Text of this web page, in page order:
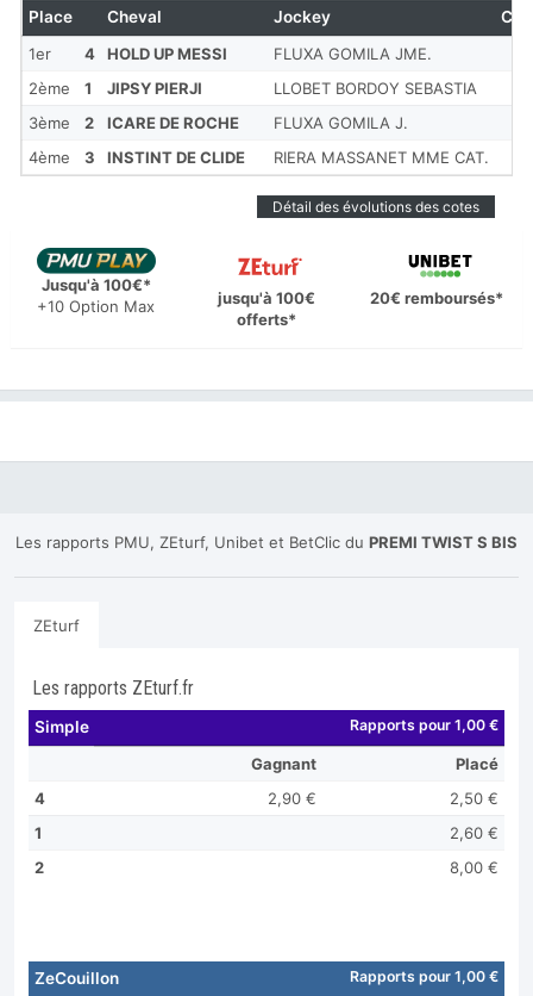
1er 4 HOLD UP MESSI
FLUXA GOMILA JME.
2ème
1 JIPSY PIERJI
LLOBET BORDOY SEBASTIA
3ème
2 ICARE DE ROCHE
FLUXA GOMILA J.
4ème
3 INSTINT DE CLIDE RIERA MASSANET MME CAT.
Place Cheval Jockey
Détail des évolutions des cotes
Jusqu'à 100€*
+10 Option Max
jusqu'à 100€
offerts*
20€ remboursés*
Les rapports PMU, ZEturf, Unibet et BetClic du PREMI TWIST S BIS
ZEturf
Les rapports ZEturf.fr
Simple Rapports pour 1,00 €
Gagnant
Placé
4
2,90 €
2,50 €
1
2,60 €
2
8,00 €
ZeCouillon Rapports pour 1,00 €